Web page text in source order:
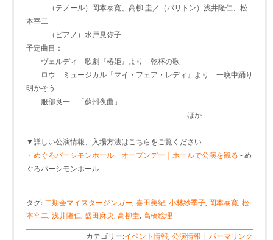
（テノール）岡本泰寛、高柳 圭／（バリトン）浅井隆仁、松
本宰二
（ピアノ）水戸見弥子
予定曲目：
ヴェルディ 歌劇『椿姫』より 乾杯の歌
ロウ ミュージカル『マイ・フェア・レディ』より 一晩中踊り
明かそう
服部良一 「蘇州夜曲」
ほか
▼詳しい公演情報、入場方法はこちらをご覧ください
・ めぐろパーシモンホール オープンデー｜ホールで公演を観る - め
ぐろパーシモンホール
タグ:二期会マイスタージンガー, 喜田美紀, 小林紗季子, 岡本泰寛, 松
本宰二, 浅井隆仁, 盛田麻央, 高柳圭, 高橋絵理
カテゴリー:イベント情報, 公演情報 | パーマリンク